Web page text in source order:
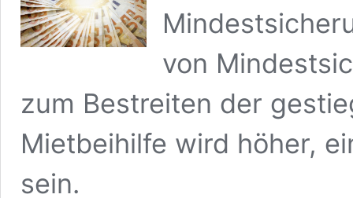
von
zum Bestreiten der
Mietbeihilfe wird höher,
sein.